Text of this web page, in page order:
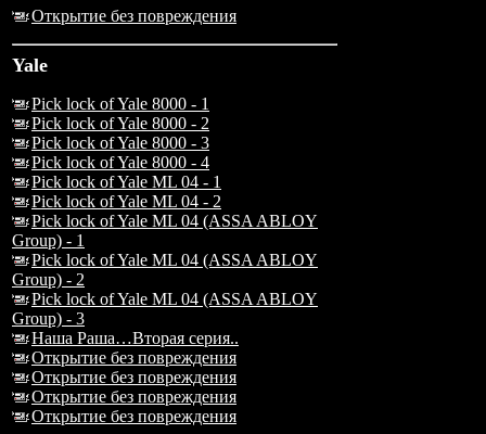
Открытие без повреждения
Yale
Pick lock of Yale 8000 - 1
Pick lock of Yale 8000 - 2
Pick lock of Yale 8000 - 3
Pick lock of Yale 8000 - 4
Pick lock of Yale ML 04 - 1
Pick lock of Yale ML 04 - 2
Pick lock of Yale ML 04 (ASSA ABLOY
Group) - 1
Pick lock of Yale ML 04 (ASSA ABLOY
Group) - 2
Pick lock of Yale ML 04 (ASSA ABLOY
Group) - 3
Наша Раша…Вторая серия..
Открытие без повреждения
Открытие без повреждения
Открытие без повреждения
Открытие без повреждения